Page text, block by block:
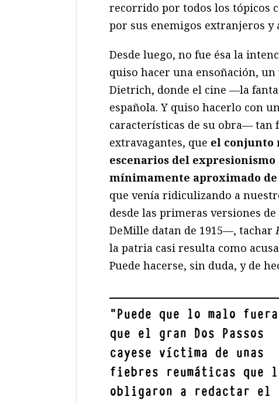
recorrido por todos los tópicos
por sus enemigos extranjeros y
Desde luego, no fue ésa la
quiso hacer una ensoñación,
Dietrich, donde el cine —la
española. Y quiso hacerlo con
características de su obra— tan
extravagantes, que el conjunto
escenarios del
mínimamente aproximado de
que venía ridiculizando a
desde las primeras versiones de
DeMille datan de 1915—, tachar
la patria casi resulta como
Puede hacerse, sin duda, y de
"Puede que lo malo fuera
que el gran Dos Passos
cayese víctima de unas
fiebres reumáticas que
obligaron a redactar el